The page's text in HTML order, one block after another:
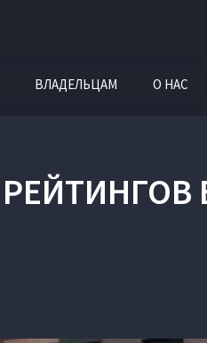
ВЛАДЕЛЬЦАМ О НАС